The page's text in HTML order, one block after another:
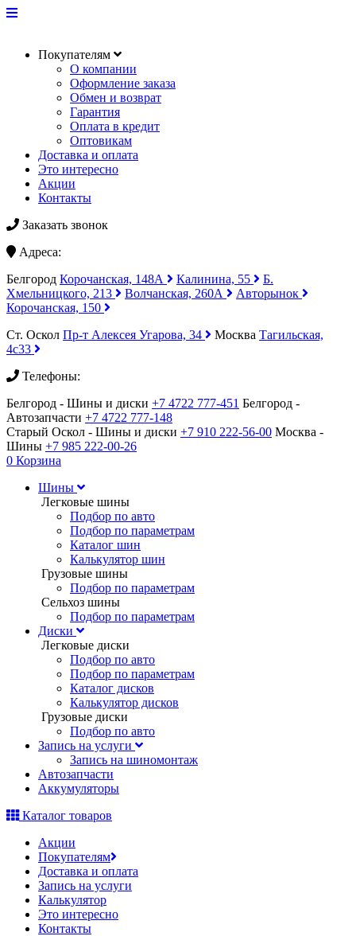
Покупателям
О компании
Оформление заказа
Обмен и возврат
Гарантия
Оплата в кредит
Оптовикам
Доставка и оплата
Это интересно
Акции
Контакты
Заказать звонок
Адреса:
Белгород Корочанская, 148А Калинина, 55
Б.
Хмельницкого, 213
Волчанская, 260А
Авторынок
Корочанская, 150
Ст. Оскол Пр-т Алексея Угарова, 34 Москва Тагильская,
4с33
Телефоны:
Белгород - Шины и диски +7 4722 777-451 Белгород -
Автозапчасти +7 4722 777-148
Старый Оскол - Шины и диски +7 910 222-56-00 Москва -
Шины +7 985 222-00-26
0 Корзина
Шины
Легковые шины
Подбор по авто
Подбор по параметрам
Каталог шин
Калькулятор шин
Грузовые шины
Подбор по параметрам
Сельхоз шины
Подбор по параметрам
Диски
Легковые диски
Подбор по авто
Подбор по параметрам
Каталог дисков
Калькулятор дисков
Грузовые диски
Подбор по авто
Запись на услуги
Запись на шиномонтаж
Автозапчасти
Аккумуляторы
Каталог товаров
Акции
Покупателям
Доставка и оплата
Запись на услуги
Калькулятор
Это интересно
Контакты